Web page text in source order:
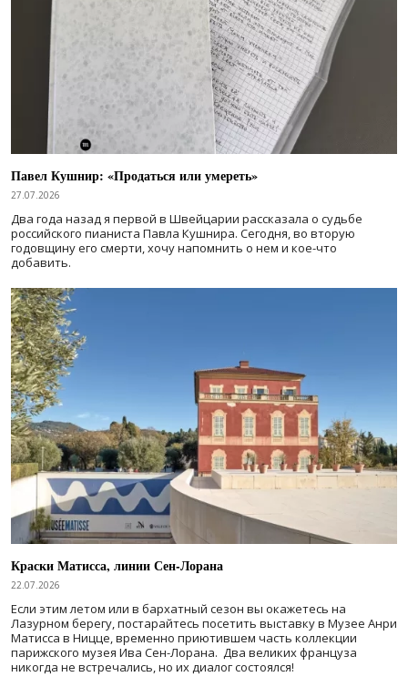
Павел Кушнир: «Продаться или умереть»
27.07.2026
Два года назад я первой в Швейцарии рассказала о судьбе
российского пианиста Павла Кушнира. Сегодня, во вторую
годовщину его смерти, хочу напомнить о нем и кое-что
добавить.
Краски Матисса, линии Сен-Лорана
22.07.2026
Если этим летом или в бархатный сезон вы окажетесь на
Лазурном берегу, постарайтесь посетить выставку в Музее Анри
Матисса в Ницце, временно приютившем часть коллекции
парижского музея Ива Сен-Лорана. Два великих француза
никогда не встречались, но их диалог состоялся!